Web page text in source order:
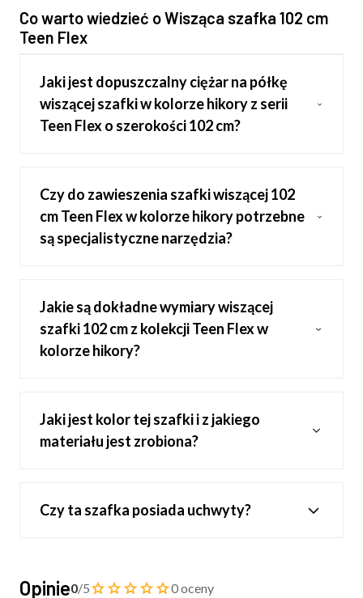
Co warto wiedzieć o Wisząca szafka 102 cm
Teen Flex
Jaki jest dopuszczalny ciężar na półkę
wiszącej szafki w kolorze hikory z serii
Teen Flex o szerokości 102 cm?
Czy do zawieszenia szafki wiszącej 102
cm Teen Flex w kolorze hikory potrzebne
są specjalistyczne narzędzia?
Jakie są dokładne wymiary wiszącej
szafki 102 cm z kolekcji Teen Flex w
kolorze hikory?
Jaki jest kolor tej szafki i z jakiego
materiału jest zrobiona?
Czy ta szafka posiada uchwyty?
Opinie0/5 0 oceny